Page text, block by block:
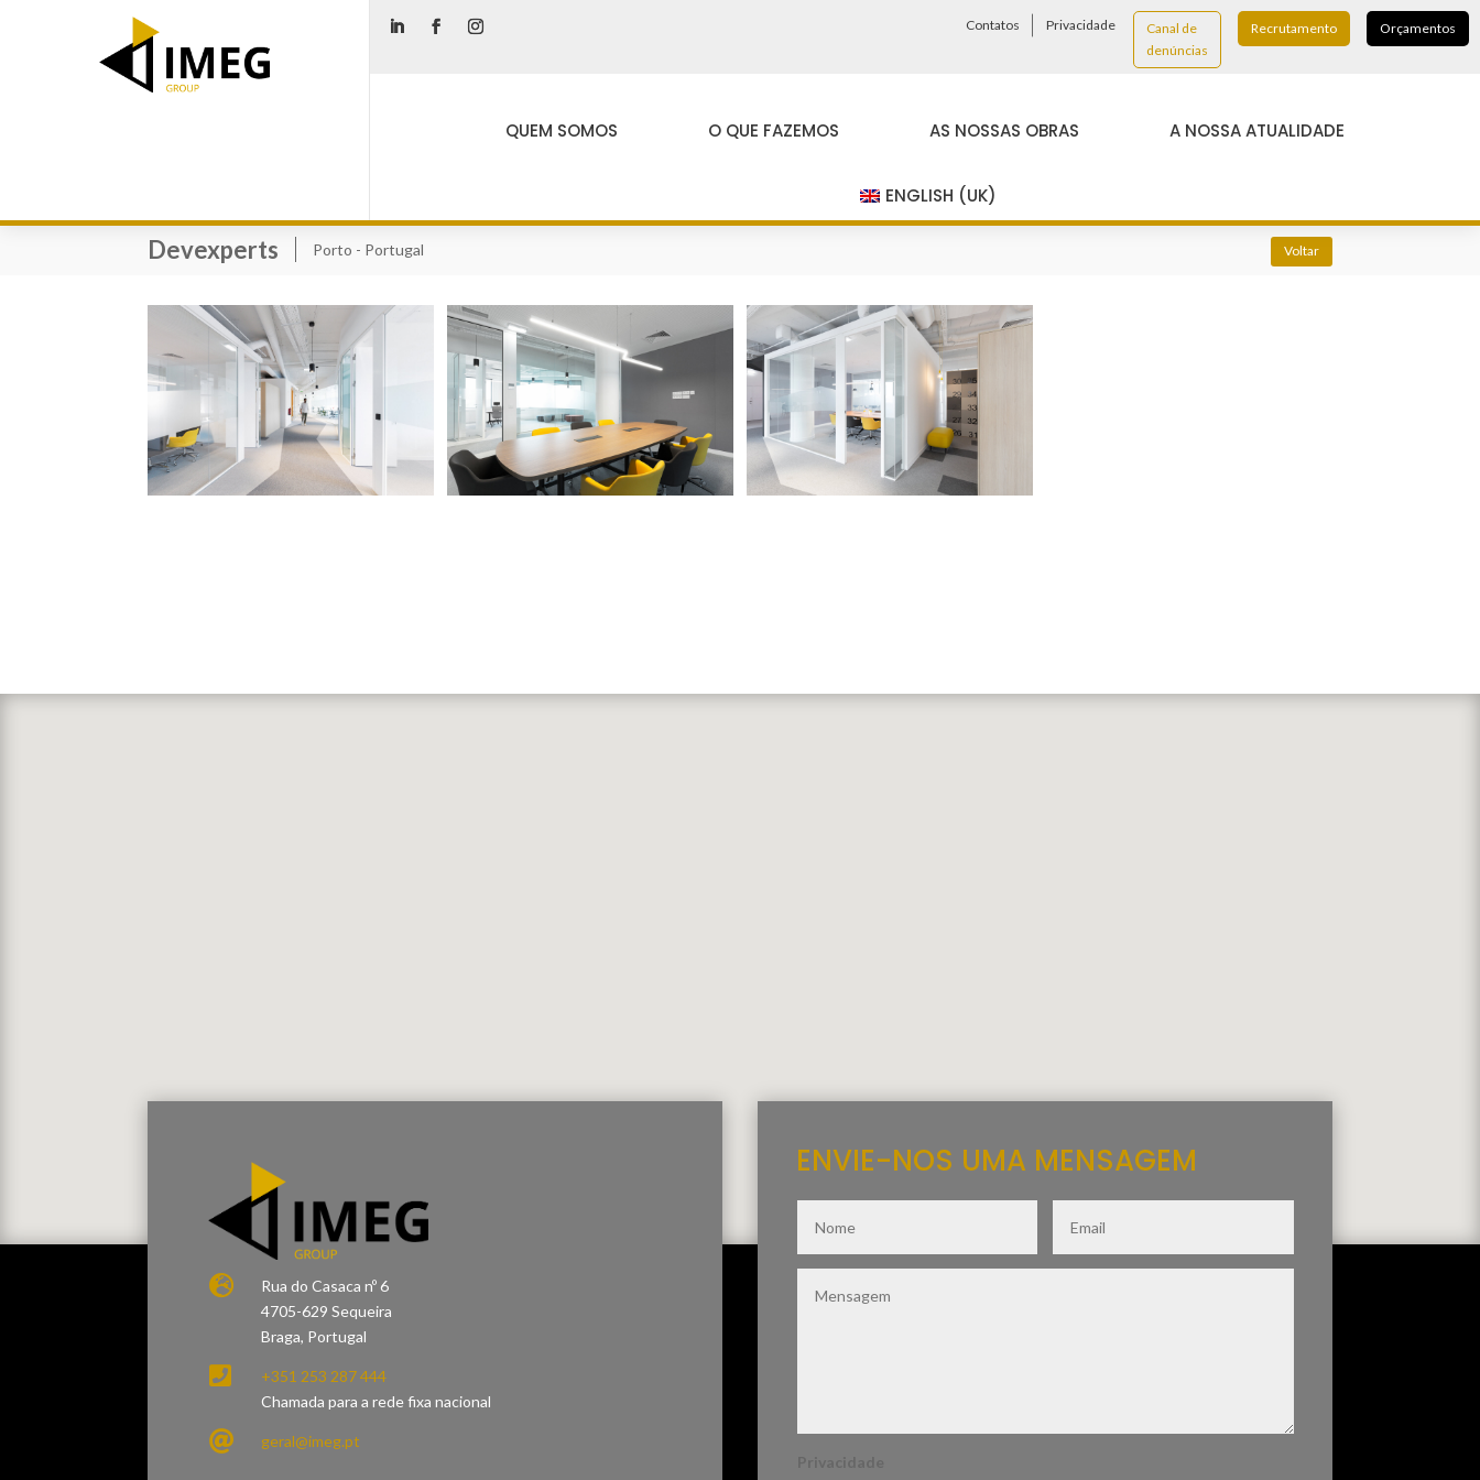
Contatos Privacidade
Canal de
denúncias
Recrutamento Orçamentos
QUEM SOMOS O QUE FAZEMOS AS NOSSAS OBRAS A NOSSA ATUALIDADE
ENGLISH (UK)
Devexperts Porto - Portugal Voltar

Rua do Casaca nº 6
4705-629 Sequeira
Braga, Portugal

+351 253 287 444
Chamada para a rede fixa nacional
 geral@imeg.pt
ENVIE-NOS UMA MENSAGEM